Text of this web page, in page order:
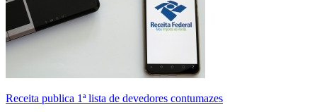
Receita publica 1ª lista de devedores contumazes